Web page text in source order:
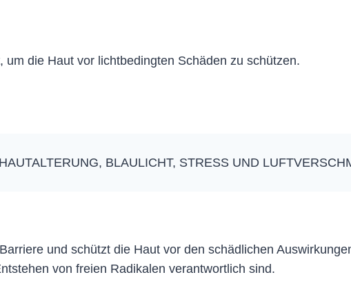
die Haut vor lichtbedingten Schäden zu schützen.
BLAULICHT, STRESS UND
und schützt die Haut vor den schädlichen
von freien Radikalen verantwortlich sind.